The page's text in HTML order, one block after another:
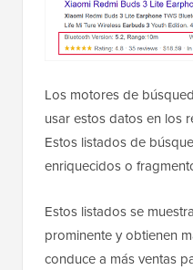
Los motores de
usar estos datos en los
Estos listados de
enriquecidos o
Estos listados se
prominente y obtienen
conduce a más ventas